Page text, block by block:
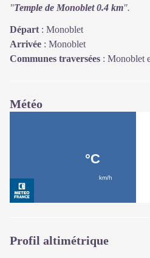
"Temple de Monoblet 0.4 km".
Départ : Monoblet
Arrivée : Monoblet
Communes traversées : Monoblet
Météo
Profil altimétrique